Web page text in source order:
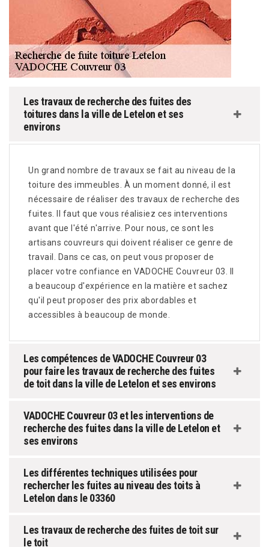
Les travaux de recherche des fuites des
toitures dans la ville de Letelon et ses
environs
Un grand nombre de travaux se fait au niveau de la
toiture des immeubles. À un moment donné, il est
nécessaire de réaliser des travaux de recherche des
fuites. Il faut que vous réalisiez ces interventions
avant que l'été n'arrive. Pour nous, ce sont les
artisans couvreurs qui doivent réaliser ce genre de
travail. Dans ce cas, on peut vous proposer de
placer votre confiance en VADOCHE Couvreur 03. Il
a beaucoup d'expérience en la matière et sachez
qu'il peut proposer des prix abordables et
accessibles à beaucoup de monde.
Les compétences de VADOCHE Couvreur 03
pour faire les travaux de recherche des fuites
de toit dans la ville de Letelon et ses environs
VADOCHE Couvreur 03 et les interventions de
recherche des fuites dans la ville de Letelon et
ses environs
Les différentes techniques utilisées pour
rechercher les fuites au niveau des toits à
Letelon dans le 03360
Les travaux de recherche des fuites de toit sur
le toit